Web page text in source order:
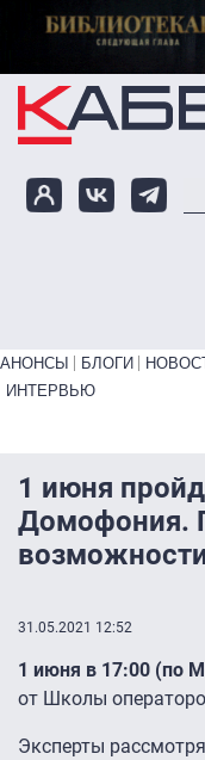
Перейти к
Primary links bottom
АНОНСЫ БЛОГИ
ИНТЕРВЬЮ
1 июня
Домофония.
31.05.2021 12:52
1 июня в 17:00 (по
от Школы
Эксперты